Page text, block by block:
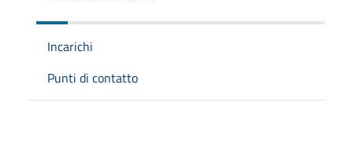
Incarichi
Punti di contatto